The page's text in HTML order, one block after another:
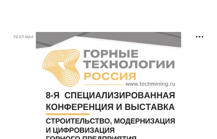
РЕКЛАМА